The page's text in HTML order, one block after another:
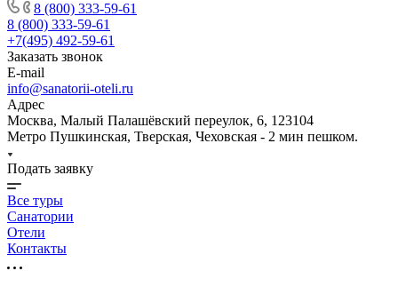
8 (800) 333-59-61
8 (800) 333-59-61
+7(495) 492-59-61
Заказать звонок
E-mail
info@sanatorii-oteli.ru
Адрес
Москва, Малый Палашёвский переулок, 6, 123104
Метро Пушкинская, Тверская, Чеховская - 2 мин пешком.
Подать заявку
Все туры
Санатории
Отели
Контакты